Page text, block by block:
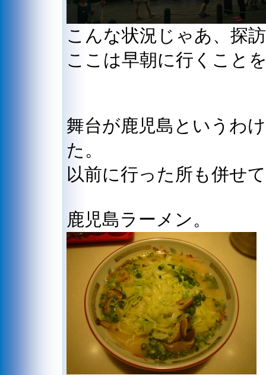
こんな状況じゃあ、探
ここは早朝に行くこと
舞台が鹿児島というわ
た。
以前に行った所も併せ
鹿児島ラーメン。